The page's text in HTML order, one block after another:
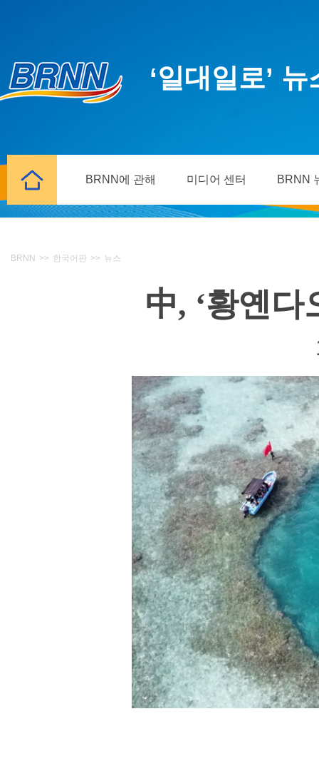
‘일대일로’
BRNN에 관해 미디어 센터 BRNN
BRNN >> 한국어판 >> 뉴스
中, ‘황옌